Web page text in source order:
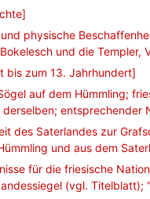
physische
und die Templer,
bis zum 13. Jahrhundert]
auf dem Hümmling;
derselben; entsprechender
des Saterlandes zur
und aus dem
für die friesische
(vgl. Titelblatt);